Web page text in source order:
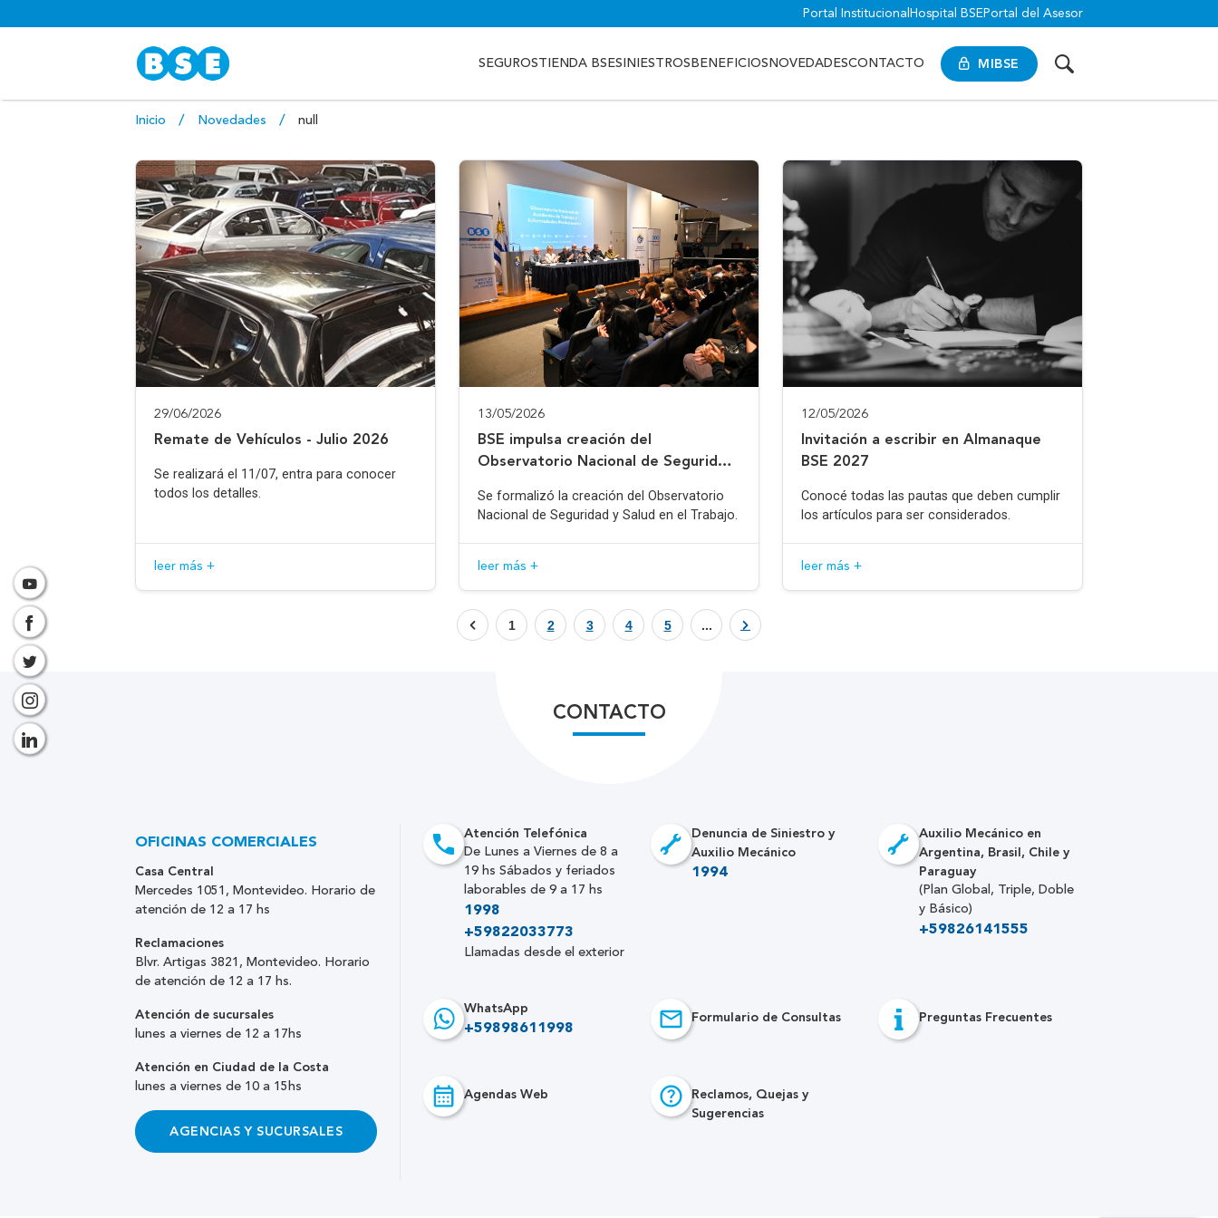
Portal Institucional Hospital BSE Portal del Asesor
MIBSE
SEGUROSTIENDA BSESINIESTROS BENEFICIOS NOVEDADESCONTACTO
Inicio Novedades null
29/06/2026
Remate de Vehículos - Julio 2026
Se realizará el 11/07, entra para conocer
todos los detalles.
leer más +
13/05/2026
BSE impulsa creación del
Observatorio Nacional de Seguridad
Se formalizó la creación del Observatorio
Nacional de Seguridad y Salud en el Trabajo.
leer más +
12/05/2026
Invitación a escribir en Almanaque
BSE 2027
Conocé todas las pautas que deben cumplir
los artículos para ser considerados.
leer más +
1 2 3 4 5 ...
CONTACTO
Atención Telefónica
De Lunes a Viernes de 8 a
19 hs Sábados y feriados
laborables de 9 a 17 hs
1998
+59822033773
Llamadas desde el exterior
Denuncia de Siniestro y
Auxilio Mecánico
1994
Auxilio Mecánico en
Argentina, Brasil, Chile y
Paraguay
(Plan Global, Triple, Doble
y Básico)
+59826141555
WhatsApp
+59898611998
Formulario de Consultas Preguntas Frecuentes
Agendas Web
Reclamos, Quejas y
Sugerencias
OFICINAS COMERCIALES
Casa Central
Mercedes 1051, Montevideo. Horario de
atención de 12 a 17 hs
Reclamaciones
Blvr. Artigas 3821, Montevideo. Horario
de atención de 12 a 17 hs.
Atención de sucursales
lunes a viernes de 12 a 17hs
Atención en Ciudad de la Costa
lunes a viernes de 10 a 15hs
AGENCIAS Y SUCURSALES